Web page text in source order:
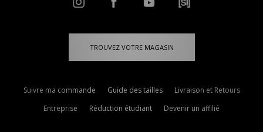
TROUVEZ VOTRE MAGASIN
Suivre ma commande Guide des tailles
Livraison et Retours
Entreprise
Réduction étudiant Devenir un affilié